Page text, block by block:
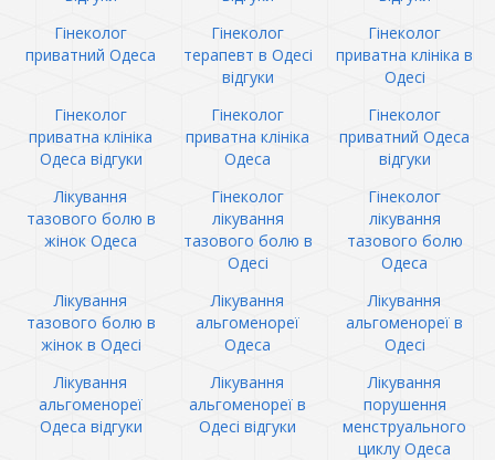
Гінеколог
приватний Одеса
Гінеколог
терапевт в Одесі
відгуки
Гінеколог
приватна клініка в
Одесі
Гінеколог
приватна клініка
Одеса відгуки
Гінеколог
приватна клініка
Одеса
Гінеколог
приватний Одеса
відгуки
Лікування
тазового болю в
жінок Одеса
Гінеколог
лікування
тазового болю в
Одесі
Гінеколог
лікування
тазового болю
Одеса
Лікування
тазового болю в
жінок в Одесі
Лікування
альгоменореї
Одеса
Лікування
альгоменореї в
Одесі
Лікування
альгоменореї
Одеса відгуки
Лікування
альгоменореї в
Одесі відгуки
Лікування
порушення
менструального
циклу Одеса